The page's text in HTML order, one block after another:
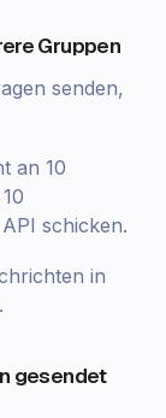
Gruppen
senden,
an 10
schicken.
in
gesendet